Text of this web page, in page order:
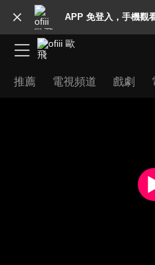
APP 免登入，手機觀
推薦 電視頻道 戲劇